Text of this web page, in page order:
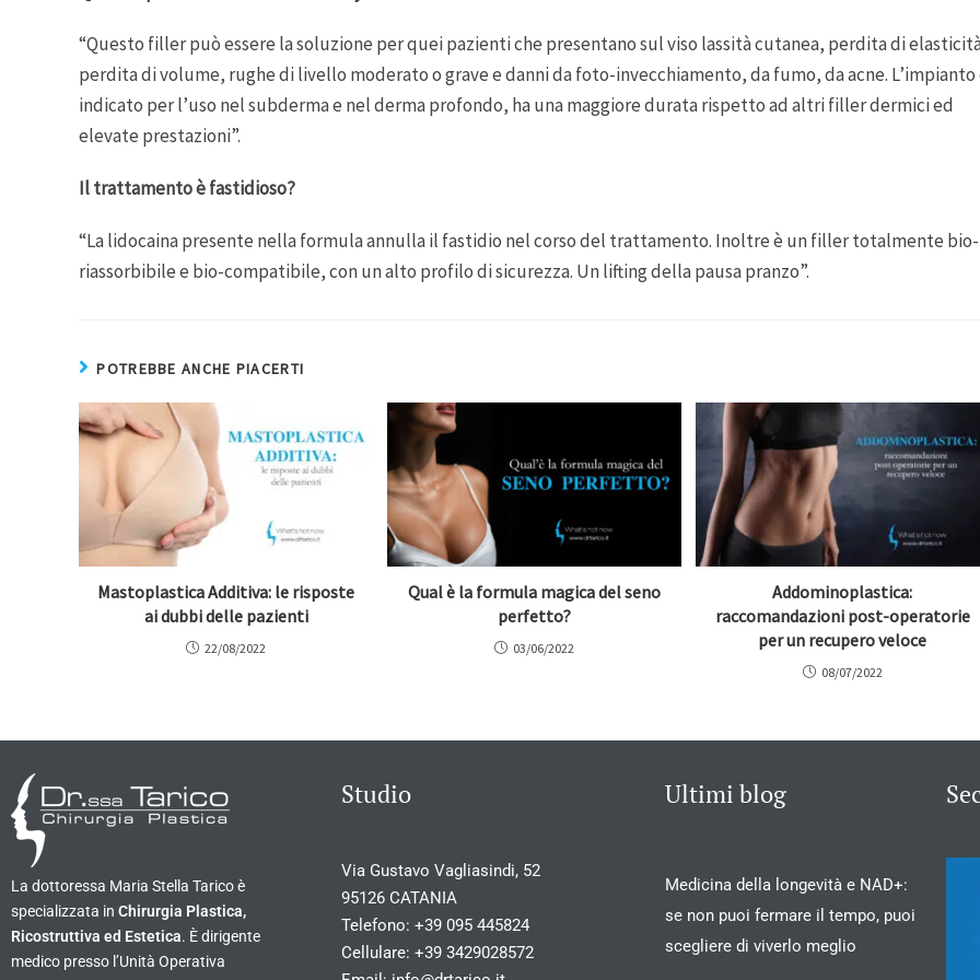
“Questo filler può essere la soluzione per quei pazienti che presentano sul viso lassità cutanea, perdita di
perdita di volume, rughe di livello moderato o grave e danni da foto-invecchiamento, da fumo, da acne. L’impianto
indicato per l’uso nel subderma e nel derma profondo, ha una maggiore durata rispetto ad altri filler dermici ed
elevate prestazioni”.
Il trattamento è fastidioso?
“La lidocaina presente nella formula annulla il fastidio nel corso del trattamento. Inoltre è un filler totalmente bio-
riassorbibile e bio-compatibile, con un alto profilo di sicurezza. Un lifting della pausa pranzo”.
POTREBBE ANCHE PIACERTI
Mastoplastica Additiva: le risposte
ai dubbi delle pazienti
22/08/2022
Qual è la formula magica del seno
perfetto?
03/06/2022
Addominoplastica:
raccomandazioni post-operatorie
per un recupero veloce
08/07/2022
La dottoressa Maria Stella Tarico è
specializzata in Chirurgia Plastica,
Ricostruttiva ed Estetica. È dirigente
medico presso l’Unità Operativa
Studio
Via Gustavo Vagliasindi, 52
95126 CATANIA
Telefono:+39 095 445824
Cellulare:+39 3429028572
Ultimi blog
Medicina della longevità e NAD+:
se non puoi fermare il tempo, puoi
scegliere di viverlo meglio